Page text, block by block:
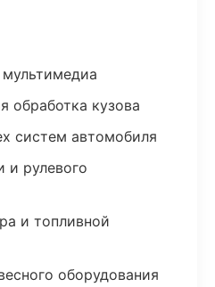
обработка кузова
систем автомобиля
и рулевого
и топливной
оборудования